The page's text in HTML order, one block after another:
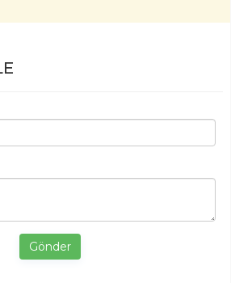
Gönder